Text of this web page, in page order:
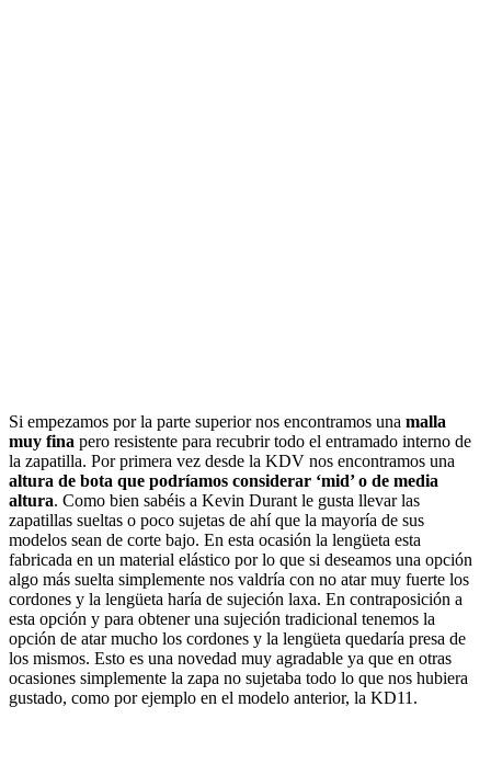
Si empezamos por la parte superior nos encontramos una malla
muy fina pero resistente para recubrir todo el entramado interno de
la zapatilla. Por primera vez desde la KDV nos encontramos una
altura de bota que podríamos considerar ‘mid’ o de media
altura. Como bien sabéis a Kevin Durant le gusta llevar las
zapatillas sueltas o poco sujetas de ahí que la mayoría de sus
modelos sean de corte bajo. En esta ocasión la lengüeta esta
fabricada en un material elástico por lo que si deseamos una opción
algo más suelta simplemente nos valdría con no atar muy fuerte los
cordones y la lengüeta haría de sujeción laxa. En contraposición a
esta opción y para obtener una sujeción tradicional tenemos la
opción de atar mucho los cordones y la lengüeta quedaría presa de
los mismos. Esto es una novedad muy agradable ya que en otras
ocasiones simplemente la zapa no sujetaba todo lo que nos hubiera
gustado, como por ejemplo en el modelo anterior, la KD11.